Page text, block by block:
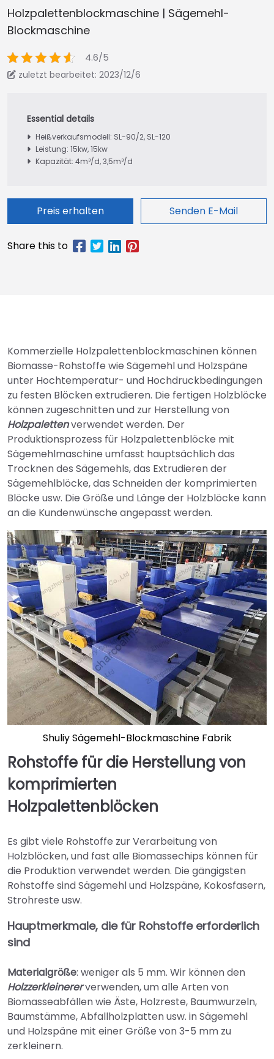
Holzpalettenblockmaschine | Sägemehl-
Blockmaschine
4.6/5
zuletzt bearbeitet: 2023/12/6
Heißverkaufsmodell: SL-90/2, SL-120
Leistung: 15kw, 15kw
Kapazität: 4m³/d, 3,5m³/d
Preis erhalten Senden E-Mail
Kommerzielle Holzpalettenblockmaschinen können
Biomasse-Rohstoffe wie Sägemehl und Holzspäne
unter Hochtemperatur- und Hochdruckbedingungen
zu festen Blöcken extrudieren. Die fertigen Holzblöcke
können zugeschnitten und zur Herstellung von
Holzpalettenverwendet werden. Der
Produktionsprozess für Holzpalettenblöcke mit
Sägemehlmaschine umfasst hauptsächlich das
Trocknen des Sägemehls, das Extrudieren der
Sägemehlblöcke, das Schneiden der komprimierten
Blöcke usw. Die Größe und Länge der Holzblöcke kann
an die Kundenwünsche angepasst werden.
Shuliy Sägemehl-Blockmaschine Fabrik
Rohstoffe für die Herstellung von
komprimierten
Holzpalettenblöcken
Es gibt viele Rohstoffe zur Verarbeitung von
Holzblöcken, und fast alle Biomassechips können für
die Produktion verwendet werden. Die gängigsten
Rohstoffe sind Sägemehl und Holzspäne, Kokosfasern,
Strohreste usw.
Hauptmerkmale, die für Rohstoffe erforderlich
sind
Materialgröße: weniger als 5 mm. Wir können den
Holzzerkleinererverwenden, um alle Arten von
Biomasseabfällen wie Äste, Holzreste, Baumwurzeln,
Baumstämme, Abfallholzplatten usw. in Sägemehl
und Holzspäne mit einer Größe von 3-5 mm zu
zerkleinern.